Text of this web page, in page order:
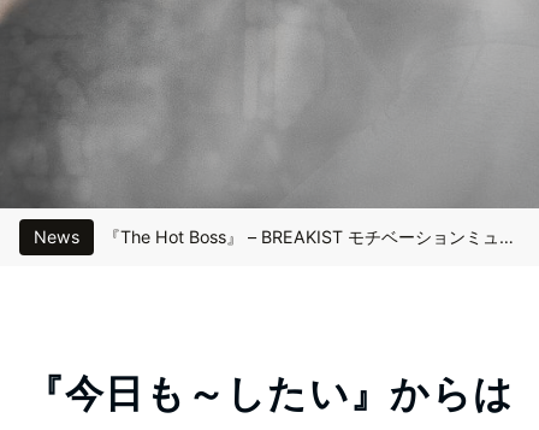
News 『The Hot Boss』 – BREAKIST モチベーションミュージック
『Bernardo』 – BREAKIST モチベーションミュージック
『今日も～したい』からは